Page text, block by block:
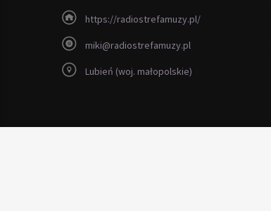
https://radiostrefamuzy.pl/
miki@radiostrefamuzy.pl
Lubień (woj. małopolskie)